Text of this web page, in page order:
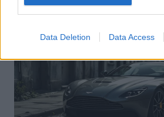
Data Deletion Data Access